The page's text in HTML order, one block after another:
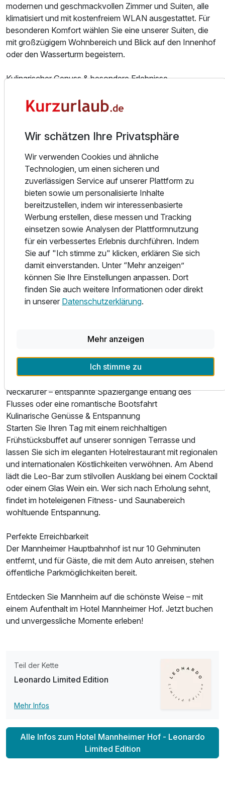
modernen und geschmackvollen Zimmer und Suiten, alle
klimatisiert und mit kostenfreiem WLAN ausgestattet. Für
besonderen Komfort wählen Sie eine unserer Suiten, die
mit großzügigem Wohnbereich und Blick auf den Innenhof
oder den Wasserturm begeistern.
Kulinarischer Genuss & besondere Erlebnisse
Auswahl an internationaler und saisonaler Küche, begleitet
von erlesenen Weinen, die fachkundig auf die Gerichte
Flammkuchen ergänzen die abwechslungsreiche à la carte
der stilvollen Lounge oder auf der sonnigen Innenhof-
Terrasse. Probieren Sie einen fruchtigen Cocktail oder
einen Aperitif der Saison in der entspannten Leo-Bar,
begleitet von leckeren Knabbereien. Ein besonderes
Highlight: Das Kleinkunstkabarett Schatzkistl im
stimmungsvollen Gewölbekeller des Hotels – ein Muss für
jeden Esslingen-Besuch!
Sehenswürdigkeiten & Erlebnisse in direkter Umgebung:
Wasserturm & Friedrichsplatz – Mannheims Wahrzeichen
direkt vor der Tür
Shopping & Bummeln auf den Planken, der berühmten
Einkaufsstraße
Luisenpark – eine grüne Oase mit Gondoletta-Fahrten,
exotischen Tieren und blühenden Gärten
Technoseum – spannende interaktive Erlebnisse zur
Technik- und Industriegeschichte
Neckarufer – entspannte Spaziergänge entlang des
Flusses oder eine romantische Bootsfahrt
Kulinarische Genüsse & Entspannung
Starten Sie Ihren Tag mit einem reichhaltigen
Frühstücksbuffet auf unserer sonnigen Terrasse und
lassen Sie sich im eleganten Hotelrestaurant mit regionalen
und internationalen Köstlichkeiten verwöhnen. Am Abend
lädt die Leo-Bar zum stilvollen Ausklang bei einem Cocktail
oder einem Glas Wein ein. Wer sich nach Erholung sehnt,
findet im hoteleigenen Fitness- und Saunabereich
wohltuende Entspannung.
Perfekte Erreichbarkeit
Der Mannheimer Hauptbahnhof ist nur 10 Gehminuten
entfernt, und für Gäste, die mit dem Auto anreisen, stehen
öffentliche Parkmöglichkeiten bereit.
Entdecken Sie Mannheim auf die schönste Weise – mit
einem Aufenthalt im Hotel Mannheimer Hof. Jetzt buchen
und unvergessliche Momente erleben!
Teil der Kette
Leonardo Limited Edition
Mehr Infos
Alle Infos zum Hotel Mannheimer Hof - Leonardo
Limited Edition
Wir schätzen Ihre Privatsphäre
Wir verwenden Cookies und ähnliche
Technologien, um einen sicheren und
zuverlässigen Service auf unserer Plattform zu
bieten sowie um personalisierte Inhalte
bereitzustellen, indem wir interessenbasierte
Werbung erstellen, diese messen und Tracking
einsetzen sowie Analysen der Plattformnutzung
für ein verbessertes Erlebnis durchführen. Indem
Sie auf "Ich stimme zu" klicken, erklären Sie sich
damit einverstanden. Unter “Mehr anzeigen”
können Sie Ihre Einstellungen anpassen. Dort
finden Sie auch weitere Informationen oder direkt
in unserer Datenschutzerklärung.
Mehr anzeigen
Ich stimme zu